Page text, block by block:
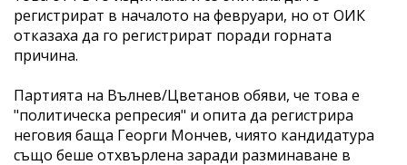
регистрират в началото на февруари, но от ОИК
отказаха да го регистрират поради горната
причина.
Партията на Вълнев/Цветанов обяви, че това е
"политическа репресия" и опита да регистрира
неговия баща Георги Мончев, чиято кандидатура
също беше отхвърлена заради разминаване в